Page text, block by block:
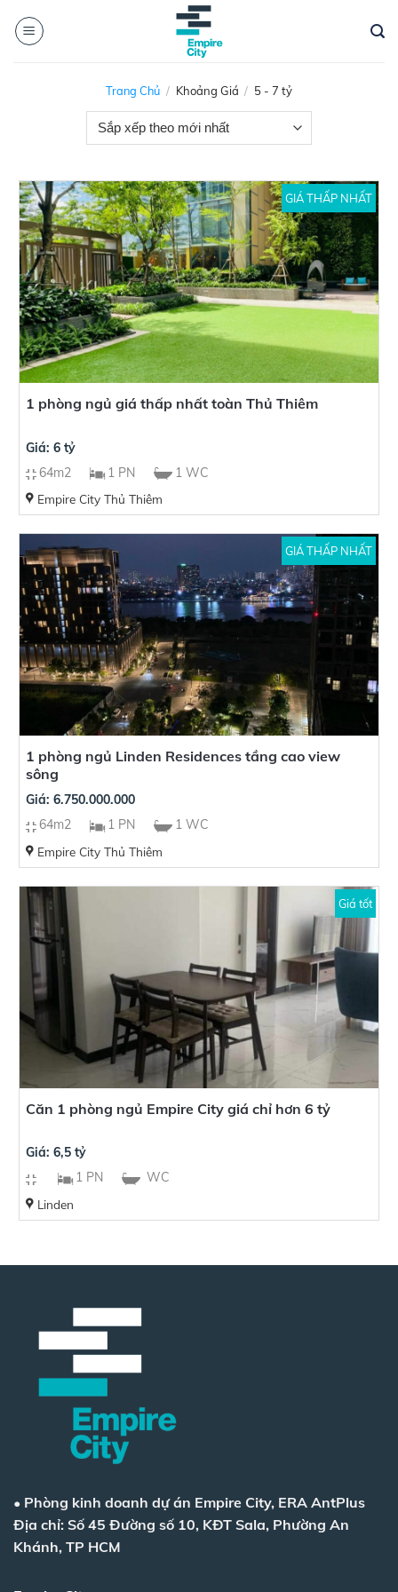
Trang Chủ / Khoảng Giá / 5 - 7 tỷ
GIÁ THẤP NHẤT
1 phòng ngủ giá thấp nhất toàn Thủ Thiêm
Giá: 6 tỷ
64m2
1 PN 1 WC
Empire City Thủ Thiêm
GIÁ THẤP NHẤT
1 phòng ngủ Linden Residences tầng cao view
sông
Giá: 6.750.000.000
64m2
1 PN 1 WC
Empire City Thủ Thiêm
Giá tốt
Căn 1 phòng ngủ Empire City giá chỉ hơn 6 tỷ
Giá: 6,5 tỷ
1 PN
WC
Linden
• Phòng kinh doanh dự án Empire City, ERA AntPlus
Địa chỉ: Số 45 Đường số 10, KĐT Sala, Phường An
Khánh, TP HCM